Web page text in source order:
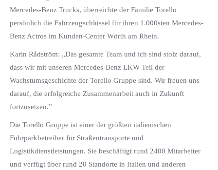
Mercedes-Benz Trucks, überreichte der Familie Torello
persönlich die Fahrzeugschlüssel für ihren 1.000sten Mercedes-
Benz Actros im Kunden-Center Wörth am Rhein.
Karin Rådström: „Das gesamte Team und ich sind stolz darauf,
dass wir mit unseren Mercedes-Benz LKW Teil der
Wachstumsgeschichte der Torello Gruppe sind. Wir freuen uns
darauf, die erfolgreiche Zusammenarbeit auch in Zukunft
fortzusetzen.”
Die Torello Gruppe ist einer der größten italienischen
Fuhrparkbetreiber für Straßentransporte und
Logistikdienstleistungen. Sie beschäftigt rund 2400 Mitarbeiter
und verfügt über rund 20 Standorte in Italien und anderen